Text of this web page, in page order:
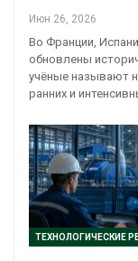
Июн 26, 2026
Во Франции,
обновлены
учёные называют
ранних и